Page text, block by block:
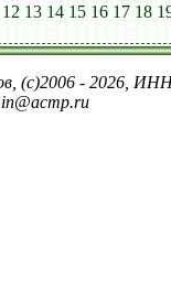
12 13 14 15 16 17 18
(c)2006 - 2026,